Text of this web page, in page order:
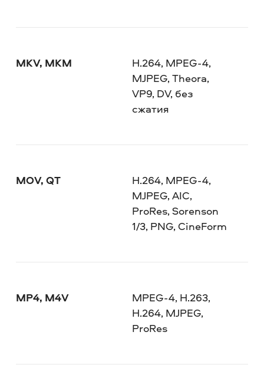
MKV, MKM
H.264, MPEG-4,
MJPEG, Theora,
VP9, DV, без
сжатия
MOV, QT
H.264, MPEG-4,
MJPEG, AIC,
ProRes, Sorenson
1/3, PNG, CineForm
MP4, M4V
MPEG-4, H.263,
H.264, MJPEG,
ProRes